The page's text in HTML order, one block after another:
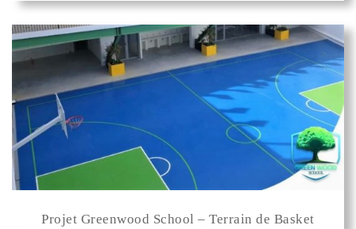
Projet Greenwood School – Terrain de Basket